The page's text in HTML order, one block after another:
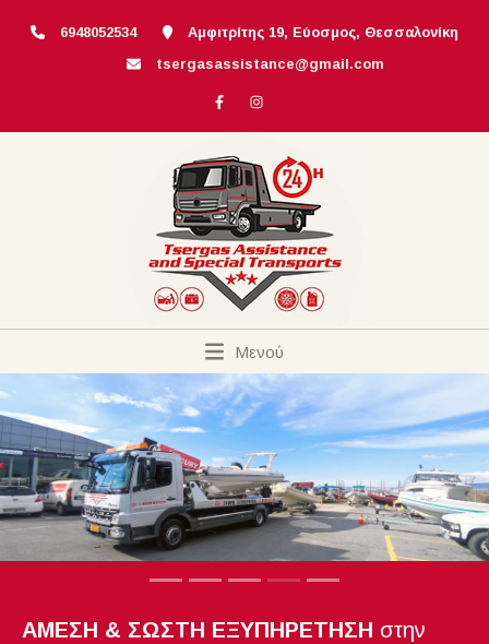
6948052534
Αμφιτρίτης 19, Εύοσμος, Θεσσαλονίκη
tsergasassistance@gmail.com
Μενού
ΑΜΕΣΗ & ΣΩΣΤΗ ΕΞΥΠΗΡΕΤΗΣΗ στην